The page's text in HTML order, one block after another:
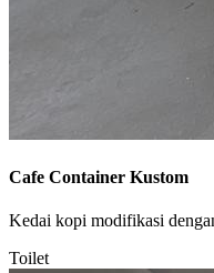
Cafe Container Kustom
Kedai kopi modifikasi
Toilet